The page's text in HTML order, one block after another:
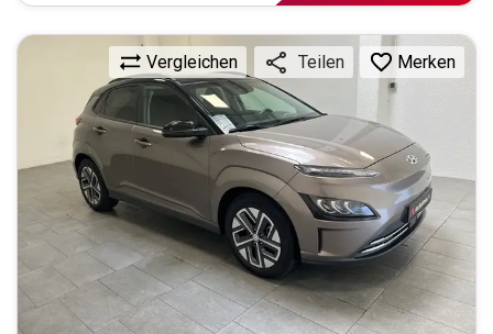
Vergleichen Teilen Merken